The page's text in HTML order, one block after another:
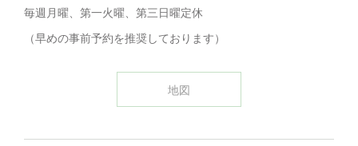
毎週月曜、第一火曜、第三日曜定休
（早めの事前予約を推奨しております）
地図